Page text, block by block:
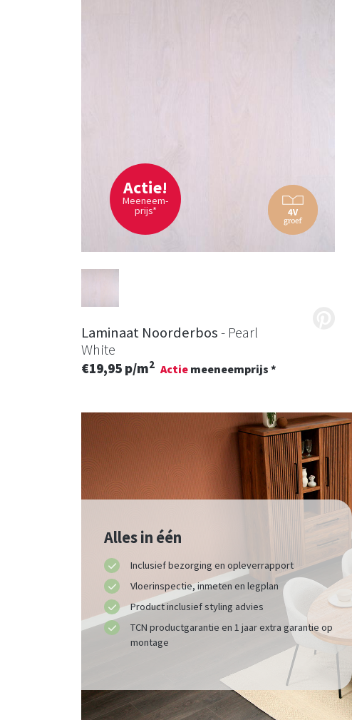
Actie!
Meeneem-
prijs*
Laminaat Noorderbos- Pearl
White
€19,95 p/m2 Actie meeneemprijs *
Alles in één
Inclusief bezorging en opleverrapport
Vloerinspectie, inmeten en legplan
Product inclusief styling advies
TCN productgarantie en 1 jaar extra garantie op
montage